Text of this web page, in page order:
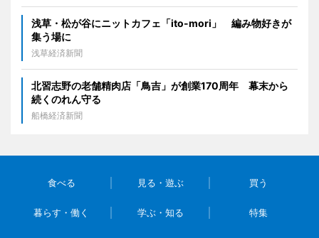
浅草・松が谷にニットカフェ「ito-mori」 編み物好きが
集う場に
浅草経済新聞
北習志野の老舗精肉店「鳥吉」が創業170周年 幕末から
続くのれん守る
船橋経済新聞
食べる 見る・遊ぶ 買う
暮らす・働く 学ぶ・知る 特集